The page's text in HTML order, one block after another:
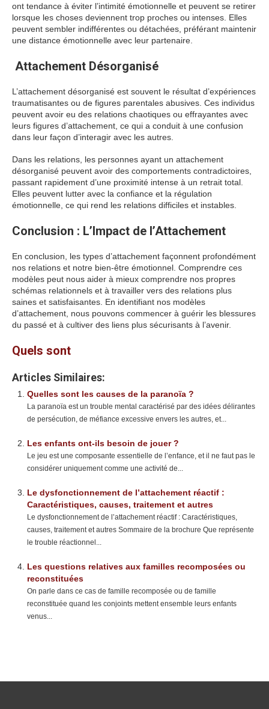
ont tendance à éviter l’intimité émotionnelle et peuvent se retirer
lorsque les choses deviennent trop proches ou intenses. Elles
peuvent sembler indifférentes ou détachées, préférant maintenir
une distance émotionnelle avec leur partenaire.
Attachement Désorganisé
L’attachement désorganisé est souvent le résultat d’expériences
traumatisantes ou de figures parentales abusives. Ces individus
peuvent avoir eu des relations chaotiques ou effrayantes avec
leurs figures d’attachement, ce qui a conduit à une confusion
dans leur façon d’interagir avec les autres.
Dans les relations, les personnes ayant un attachement
désorganisé peuvent avoir des comportements contradictoires,
passant rapidement d’une proximité intense à un retrait total.
Elles peuvent lutter avec la confiance et la régulation
émotionnelle, ce qui rend les relations difficiles et instables.
Conclusion : L’Impact de l’Attachement
En conclusion, les types d’attachement façonnent profondément
nos relations et notre bien-être émotionnel. Comprendre ces
modèles peut nous aider à mieux comprendre nos propres
schémas relationnels et à travailler vers des relations plus
saines et satisfaisantes. En identifiant nos modèles
d’attachement, nous pouvons commencer à guérir les blessures
du passé et à cultiver des liens plus sécurisants à l’avenir.
Quels sont
Articles Similaires:
Quelles sont les causes de la paranoïa ?
La paranoïa est un trouble mental caractérisé par des idées délirantes
de persécution, de méfiance excessive envers les autres, et...
Les enfants ont-ils besoin de jouer ?
Le jeu est une composante essentielle de l’enfance, et il ne faut pas le
considérer uniquement comme une activité de...
Le dysfonctionnement de l’attachement réactif :
Caractéristiques, causes, traitement et autres
Le dysfonctionnement de l’attachement réactif : Caractéristiques,
causes, traitement et autres Sommaire de la brochure Que représente
le trouble réactionnel...
Les questions relatives aux familles recomposées ou
reconstituées
On parle dans ce cas de famille recomposée ou de famille
reconstituée quand les conjoints mettent ensemble leurs enfants
venus...